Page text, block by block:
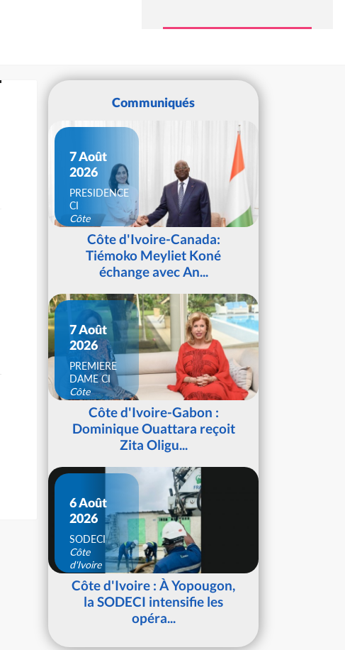
Communiqués
7 Août
2026
PRESIDENCE
CI
Côte
d'IvoireCôte d'Ivoire-Canada:
Tiémoko Meyliet Koné
échange avec An...
7 Août
2026
PREMIERE
DAME CI
Côte
d'IvoireCôte d'Ivoire-Gabon :
Dominique Ouattara reçoit
Zita Oligu...
6 Août
2026
SODECI
Côte
d'Ivoire
Côte d'Ivoire : À Yopougon,
la SODECI intensifie les
opéra...